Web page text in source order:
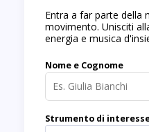
Entra a far parte della
movimento. Unisciti
energia e musica
Nome e Cognome
Strumento di